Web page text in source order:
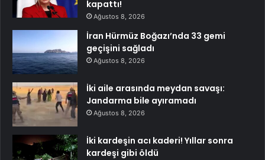
kapattı!
Ağustos 8, 2026
İran Hürmüz Boğazı’nda 33 gemi
geçişini sağladı
Ağustos 8, 2026
İki aile arasında meydan savaşı:
Jandarma bile ayıramadı
Ağustos 8, 2026
İki kardeşin acı kaderi! Yıllar sonra
kardeşi gibi öldü